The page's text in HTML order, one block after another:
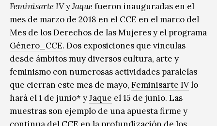
Feminisarte IVyJaquefueron inauguradas en el
mes de marzo de 2018 en el CCE en el marco del
Mes de los Derechos de las Mujeresy el programa
Género_CCE. Dos exposiciones que vinculas
desde ámbitos muy diversos cultura, arte y
feminismo con numerosas actividades paralelas
que cierran este mes de mayo, Feminisarte IVlo
hará el 1 de junio* yJaque el 15 de junio. Las
muestras son ejemplo de una apuesta firme y